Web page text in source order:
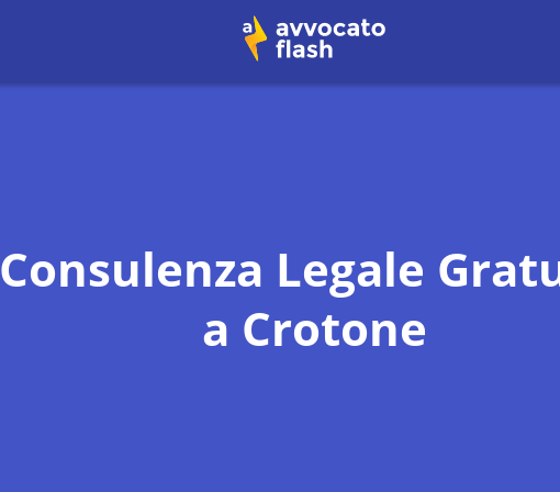
Consulenza Legale
a Crotone